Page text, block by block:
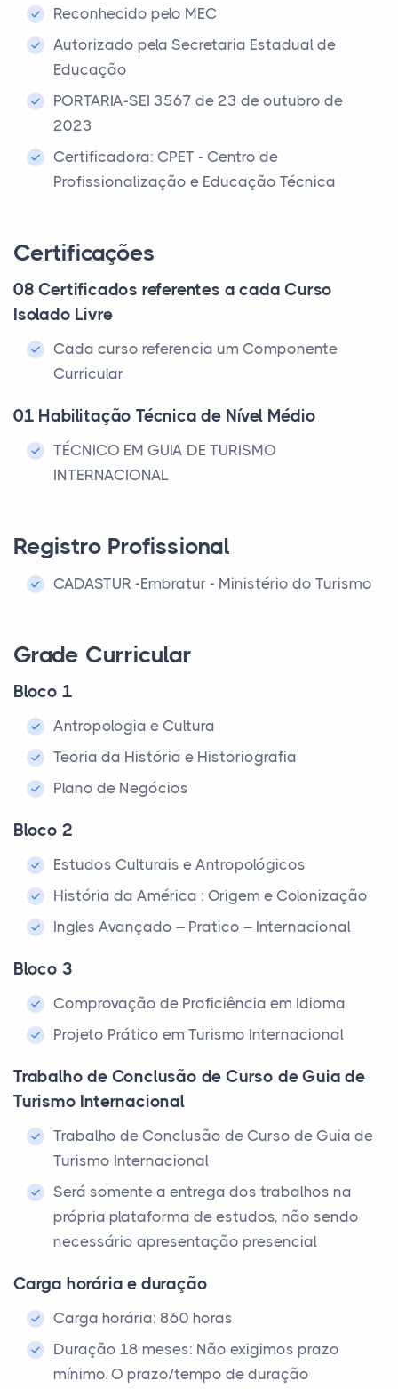
Reconhecido pelo MEC
Autorizado pela Secretaria Estadual de
Educação
PORTARIA-SEI 3567 de 23 de outubro de
2023
Certificadora: CPET - Centro de
Profissionalização e Educação Técnica
Certificações
08 Certificados referentes a cada Curso
Isolado Livre
Cada curso referencia um Componente
Curricular
01 Habilitação Técnica de Nível Médio
TÉCNICO EM GUIA DE TURISMO
INTERNACIONAL
Registro Profissional
CADASTUR -Embratur - Ministério do Turismo
Grade Curricular
Bloco 1
Antropologia e Cultura
Teoria da História e Historiografia
Plano de Negócios
Bloco 2
Estudos Culturais e Antropológicos
História da América : Origem e Colonização
Ingles Avançado – Pratico – Internacional
Bloco 3
Comprovação de Proficiência em Idioma
Projeto Prático em Turismo Internacional
Trabalho de Conclusão de Curso de Guia de
Turismo Internacional
Trabalho de Conclusão de Curso de Guia de
Turismo Internacional
Será somente a entrega dos trabalhos na
própria plataforma de estudos, não sendo
necessário apresentação presencial
Carga horária e duração
Carga horária: 860 horas
Duração 18 meses: Não exigimos prazo
mínimo. O prazo/tempo de duração